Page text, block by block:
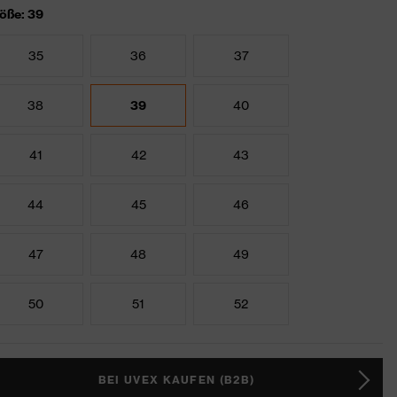
39
35 36 37
38 39 40
41 42 43
44 45 46
47 48 49
50 51 52
BEI UVEX KAUFEN (B2B)